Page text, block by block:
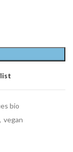
bio
, vegan